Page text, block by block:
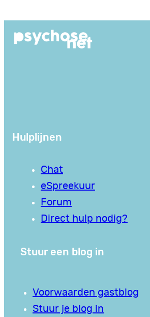
de
Hulplijnen
Chat
eSpreekuur
Forum
Direct hulp nodig?
Stuur een blog in
Voorwaarden gastblog
Stuur je blog in